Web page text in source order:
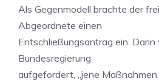
Als Gegenmodell brachte der
Abgeordnete einen
Entschließungsantrag ein. Darin
Bundesregierung
aufgefordert, „jene